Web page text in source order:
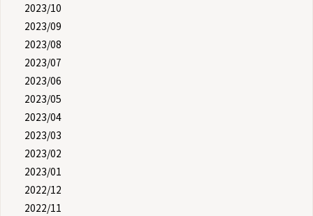
2023/10
2023/09
2023/08
2023/07
2023/06
2023/05
2023/04
2023/03
2023/02
2023/01
2022/12
2022/11